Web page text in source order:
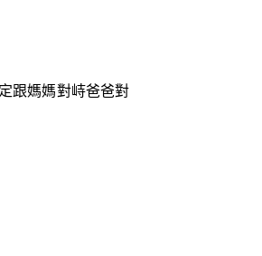
跟媽媽對峙爸爸對